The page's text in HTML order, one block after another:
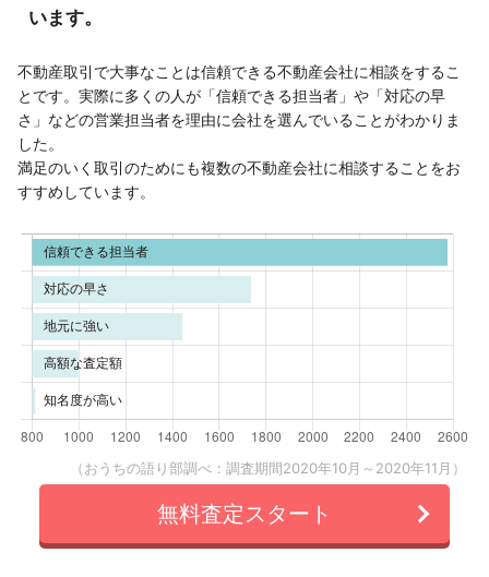
います。
不動産取引で大事なことは信頼できる不動産会社に相談をするこ
とです。実際に多くの人が「信頼できる担当者」や「対応の早
さ」などの営業担当者を理由に会社を選んでいることがわかりま
した。
満足のいく取引のためにも複数の不動産会社に相談することをお
すすめしています。
（おうちの語り部調べ：調査期間2020年10月～2020年11月）
無料査定スタート